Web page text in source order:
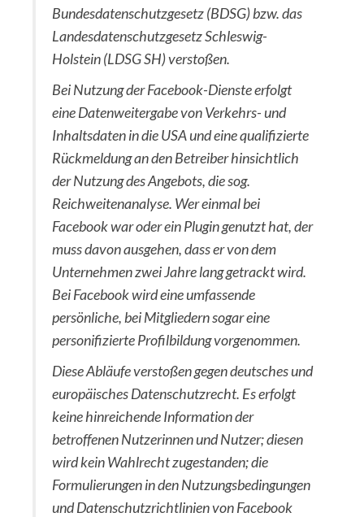
Bundesdatenschutzgesetz (BDSG) bzw. das
Landesdatenschutzgesetz Schleswig-
Holstein (LDSG SH) verstoßen.
Bei Nutzung der Facebook-Dienste erfolgt
eine Datenweitergabe von Verkehrs- und
Inhaltsdaten in die USA und eine qualifizierte
Rückmeldung an den Betreiber hinsichtlich
der Nutzung des Angebots, die sog.
Reichweitenanalyse. Wer einmal bei
Facebook war oder ein Plugin genutzt hat, der
muss davon ausgehen, dass er von dem
Unternehmen zwei Jahre lang getrackt wird.
Bei Facebook wird eine umfassende
persönliche, bei Mitgliedern sogar eine
personifizierte Profilbildung vorgenommen.
Diese Abläufe verstoßen gegen deutsches und
europäisches Datenschutzrecht. Es erfolgt
keine hinreichende Information der
betroffenen Nutzerinnen und Nutzer; diesen
wird kein Wahlrecht zugestanden; die
Formulierungen in den Nutzungsbedingungen
und Datenschutzrichtlinien von Facebook